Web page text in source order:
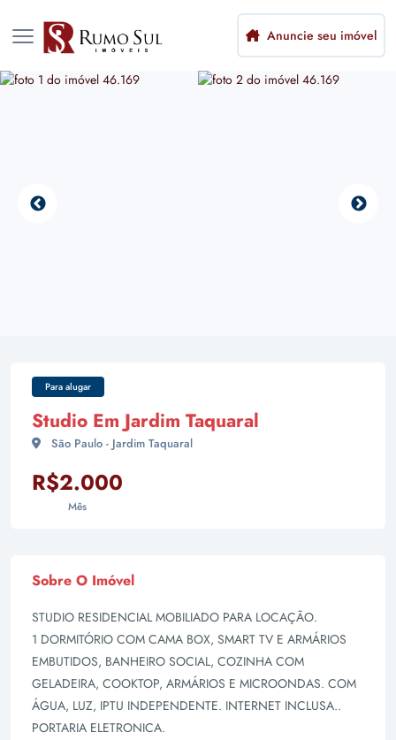
Anuncie seu imóvel
Para alugar
Studio Em Jardim Taquaral
São Paulo - Jardim Taquaral
R$2.000
Mês
Sobre O Imóvel
STUDIO RESIDENCIAL MOBILIADO PARA LOCAÇÃO.
1 DORMITÓRIO COM CAMA BOX, SMART TV E ARMÁRIOS
EMBUTIDOS, BANHEIRO SOCIAL, COZINHA COM
GELADEIRA, COOKTOP, ARMÁRIOS E MICROONDAS. COM
ÁGUA, LUZ, IPTU INDEPENDENTE. INTERNET INCLUSA..
PORTARIA ELETRONICA.